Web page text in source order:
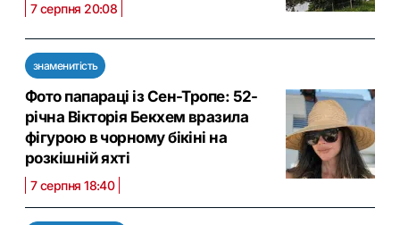
7 серпня 20:08
знаменитість
Фото папараці із Сен-Тропе: 52-
річна Вікторія Бекхем вразила
фігурою в чорному бікіні на
розкішній яхті
7 серпня 18:40